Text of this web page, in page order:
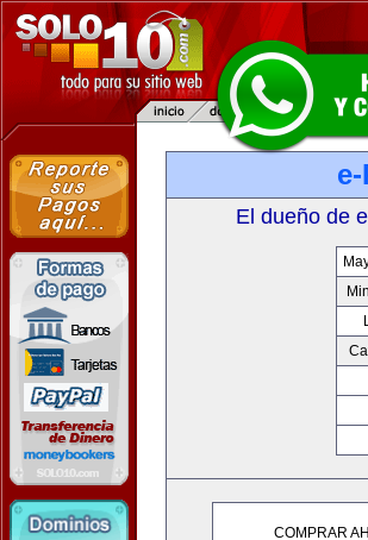
El dueño de
COMPRAR